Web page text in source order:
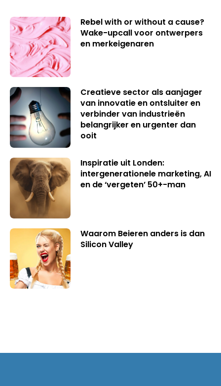
Rebel with or without a cause?
Wake-upcall voor ontwerpers
en merkeigenaren
Creatieve sector als aanjager
van innovatie en ontsluiter en
verbinder van industrieën
belangrijker en urgenter dan
ooit
Inspiratie uit Londen:
intergenerationele marketing, AI
en de ‘vergeten’ 50+-man
Waarom Beieren anders is dan
Silicon Valley